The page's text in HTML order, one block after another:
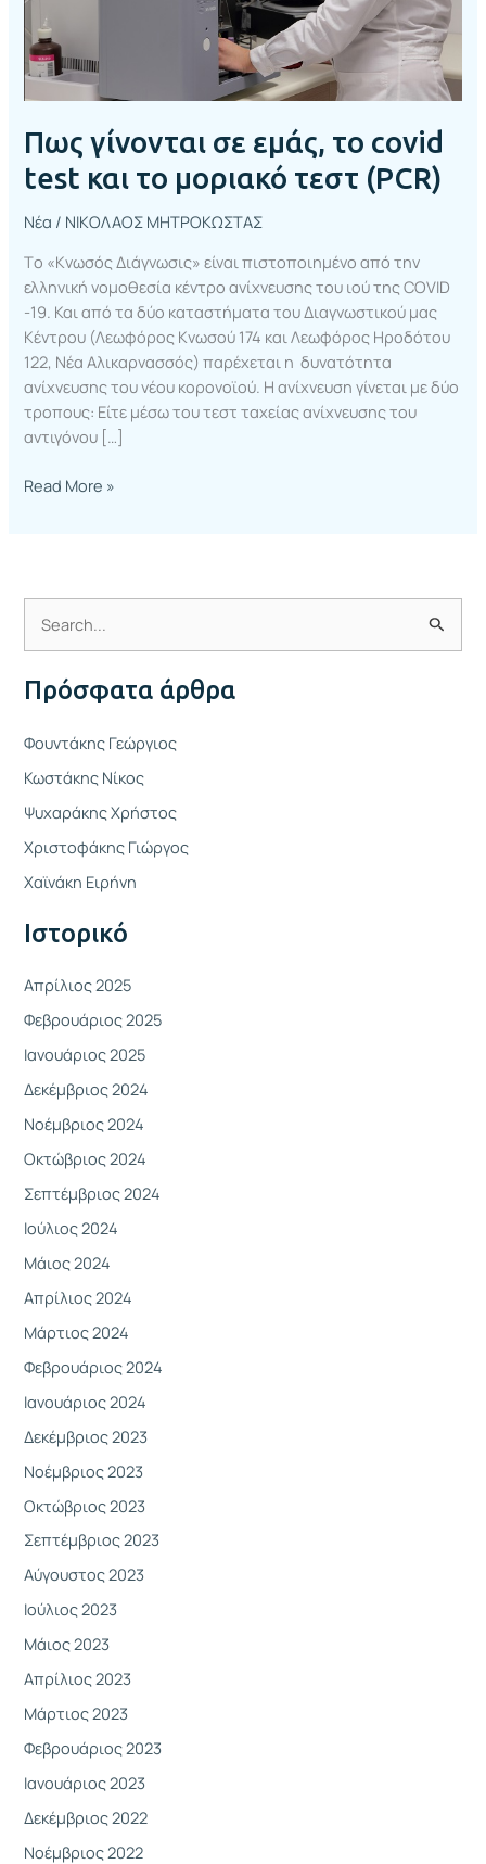
Πως γίνονται σε εμάς, το covid
test και το μοριακό τεστ (PCR)
Νέα / ΝΙΚΟΛΑΟΣ ΜΗΤΡΟΚΩΣΤΑΣ
Τo «Κνωσός Διάγνωσις» είναι πιστοποιημένo από την
ελληνική νομοθεσία κέντρο ανίχνευσης του ιού της COVID
-19. Και από τα δύο καταστήματα του Διαγνωστικού μας
Κέντρου (Λεωφόρος Κνωσού 174 και Λεωφόρος Ηροδότου
122, Νέα Αλικαρνασσός) παρέχεται η δυνατότητα
ανίχνευσης του νέου κορονοϊού. Η ανίχνευση γίνεται με δύο
τροπους: Είτε μέσω του τεστ ταχείας ανίχνευσης του
αντιγόνου […]
μοριακό
τεστ
Read More »
ν
α
ή
τ
η
σ
η
ι
Πρόσφατα άρθρα
Φουντάκης Γεώργιος
Κωστάκης Νίκος
Ψυχαράκης Χρήστος
Χριστοφάκης Γιώργος
Χαϊνάκη Ειρήνη
Ιστορικό
Απρίλιος 2025
Φεβρουάριος 2025
Ιανουάριος 2025
Δεκέμβριος 2024
Νοέμβριος 2024
Οκτώβριος 2024
Σεπτέμβριος 2024
Ιούλιος 2024
Μάιος 2024
Απρίλιος 2024
Μάρτιος 2024
Φεβρουάριος 2024
Ιανουάριος 2024
Δεκέμβριος 2023
Νοέμβριος 2023
Οκτώβριος 2023
Σεπτέμβριος 2023
Αύγουστος 2023
Ιούλιος 2023
Μάιος 2023
Απρίλιος 2023
Μάρτιος 2023
Φεβρουάριος 2023
Ιανουάριος 2023
Δεκέμβριος 2022
Νοέμβριος 2022